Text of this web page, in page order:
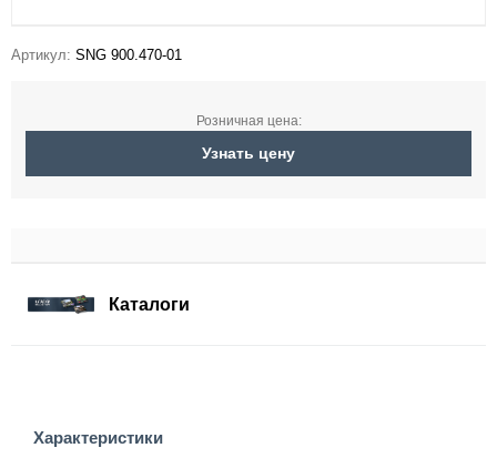
Артикул: SNG 900.470-01
Розничная цена:
Узнать цену
Каталоги
Характеристики